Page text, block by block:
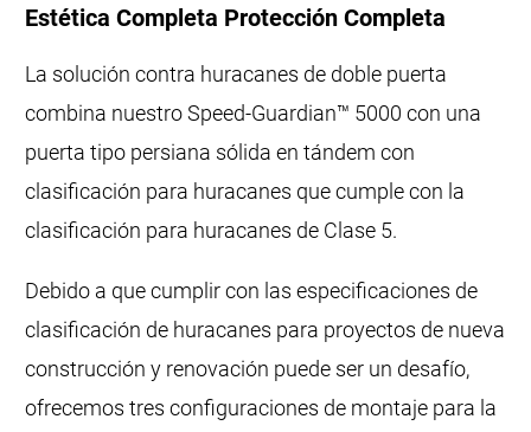
Estética Completa Protección Completa
La solución contra huracanes de doble puerta
combina nuestro Speed-Guardian™ 5000 con una
puerta tipo persiana sólida en tándem con
clasificación para huracanes que cumple con la
clasificación para huracanes de Clase 5.
Debido a que cumplir con las especificaciones de
clasificación de huracanes para proyectos de nueva
construcción y renovación puede ser un desafío,
ofrecemos tres configuraciones de montaje para la